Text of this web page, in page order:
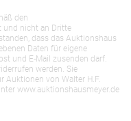
den
und nicht an Dritte
dass das Auktionshaus
Daten für eigene
und E-Mail zusenden darf.
werden. Sie
Auktionen von Walter H.F.
www.auktionshausmeyer.de